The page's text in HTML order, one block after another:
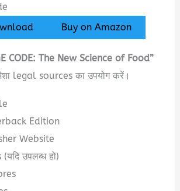
Buy on Amazon
CODE: The New Science of Food”
legal sources का उपयोग करें।
Edition
Website
उपलब्ध हो)